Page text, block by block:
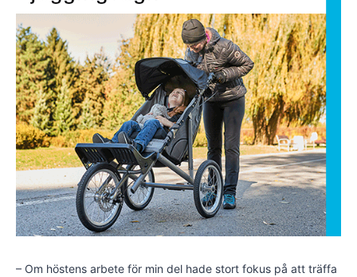
– Om höstens arbete för min del hade stort fokus på att träffa